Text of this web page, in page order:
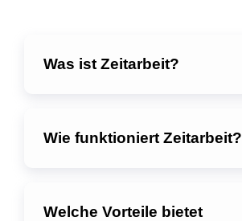
Was ist Zeitarbeit?
Wie funktioniert Zeitarbeit?
Welche Vorteile bietet